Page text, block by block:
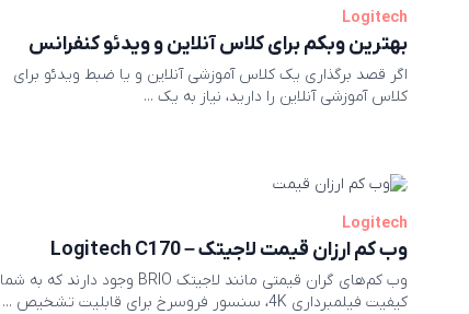
Logitech
بهترین وبکم برای کلاس آنلاین و ویدئو کنفرانس
اگر قصد برگذاری یک کلاس آموزشی آنلاین و یا ضبط ویدئو برای
کلاس آموزشی آنلاین را دارید، نیاز به یک ...
Logitech
وب کم ارزان قیمت لاجیتک – Logitech C170
وب کم‌های گران قیمتی مانند لاجیتک BRIO وجود دارند که به شما
کیفیت فیلمبرداری 4K، سنسور فروسرخ برای قابلیت تشخیص ...